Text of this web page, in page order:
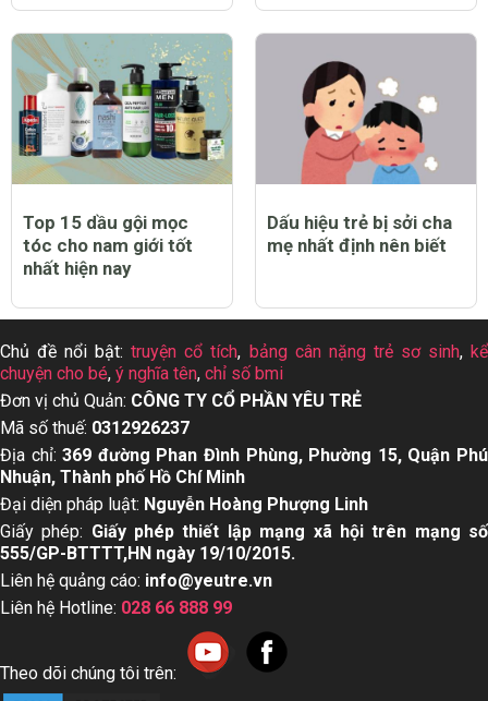
Top 15 dầu gội mọc
tóc cho nam giới tốt
nhất hiện nay
Dấu hiệu trẻ bị sởi cha
mẹ nhất định nên biết
Chủ đề nổi bật:truyện cổ tích, bảng cân nặng trẻ sơ sinh,kể
chuyện cho bé, ý nghĩa tên, chỉ số bmi
Đơn vị chủ Quản: CÔNG TY CỔ PHẦN YÊU TRẺ
Mã số thuế: 0312926237
Địa chỉ:369 đường Phan Đình Phùng, Phường 15, Quận Phú
Nhuận, Thành phố Hồ Chí Minh
Đại diện pháp luật: Nguyễn Hoàng Phượng Linh
Giấy phép: Giấy phép thiết lập mạng xã hội trên mạng số
555/GP-BTTTT,HN ngày 19/10/2015.
Liên hệ quảng cáo: info@yeutre.vn
Liên hệ Hotline: 028 66 888 99
Theo dõi chúng tôi trên: